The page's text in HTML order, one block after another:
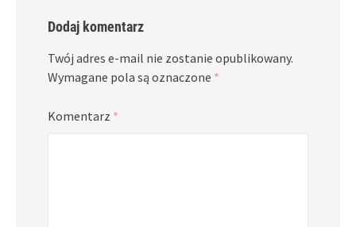
Dodaj komentarz
Twój adres e-mail nie zostanie opublikowany.
Wymagane pola są oznaczone *
Komentarz *